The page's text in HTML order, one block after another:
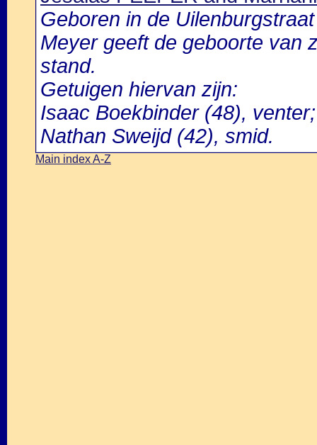
Geboren in de
Meyer geeft de geboorte van
stand.
Getuigen hiervan zijn:
Isaac Boekbinder (48), venter;
Nathan Sweijd (42), smid.
Main index A-Z